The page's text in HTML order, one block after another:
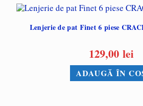
Lenjerie de pat Finet 6 piese
129,00 lei
ADAUGĂ ÎN